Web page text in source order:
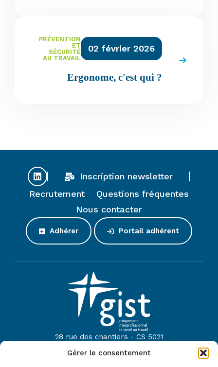
Gérer le consentement
PRÉVENTION
ET
SÉCURITÉ
AU TRAVAIL
02 février 2026
Ergonome, c'est qui ?
Inscription newsletter
Recrutement
Questions fréquentes
Nous contacter
Adhérer Portail adhérent
28 rue des chantiers - CS 5021
44614 Saint-Nazaire